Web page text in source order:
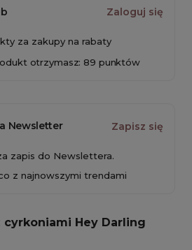
Zaloguj się
za zakupy na rabaty
otrzymasz: 89 punktów
Newsletter Zapisz się
zapis do Newslettera.
z najnowszymi trendami
Hey Darling